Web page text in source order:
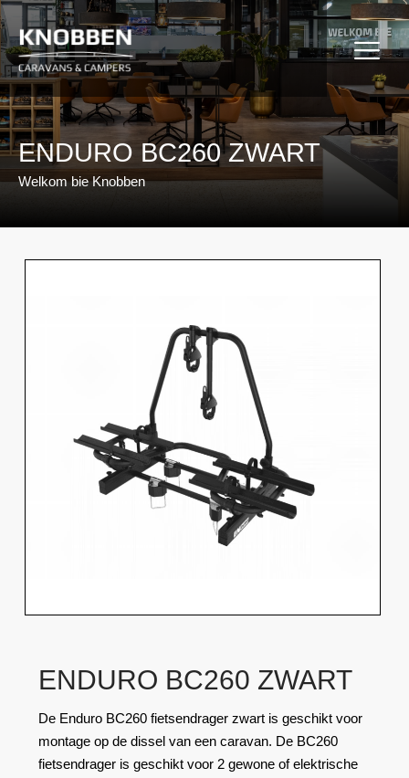
Ga
naar
de
inhoud
ENDURO BC260 ZWART
Welkom bie Knobben
ENDURO BC260 ZWART
De Enduro BC260 fietsendrager zwart is geschikt voor
montage op de dissel van een caravan. De BC260
fietsendrager is geschikt voor 2 gewone of elektrische